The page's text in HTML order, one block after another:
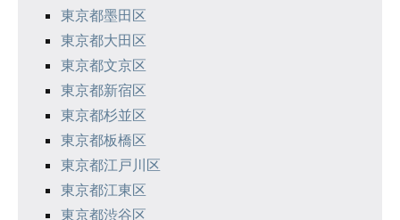
東京都墨田区
東京都大田区
東京都文京区
東京都新宿区
東京都杉並区
東京都板橋区
東京都江戸川区
東京都江東区
東京都渋谷区